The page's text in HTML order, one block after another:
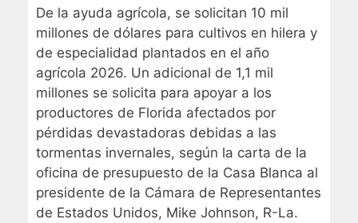
De la ayuda agrícola, se solicitan 10 mil
millones de dólares para cultivos en hilera y
de especialidad plantados en el año
agrícola 2026. Un adicional de 1,1 mil
millones se solicita para apoyar a los
productores de Florida afectados por
pérdidas devastadoras debidas a las
tormentas invernales, según la carta de la
oficina de presupuesto de la Casa Blanca al
presidente de la Cámara de Representantes
de Estados Unidos, Mike Johnson, R-La.